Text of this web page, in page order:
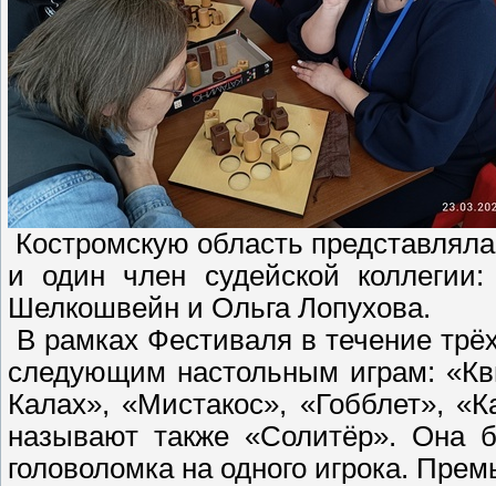
Костромскую область
и один член судейской
Шелкошвейн и Ольга Лопухова.
В рамках Фестиваля в течение
следующим настольным играм:
Калах», «Мистакос», «Гобблет»,
называют также «Солитёр». Она
головоломка на одного игрока.